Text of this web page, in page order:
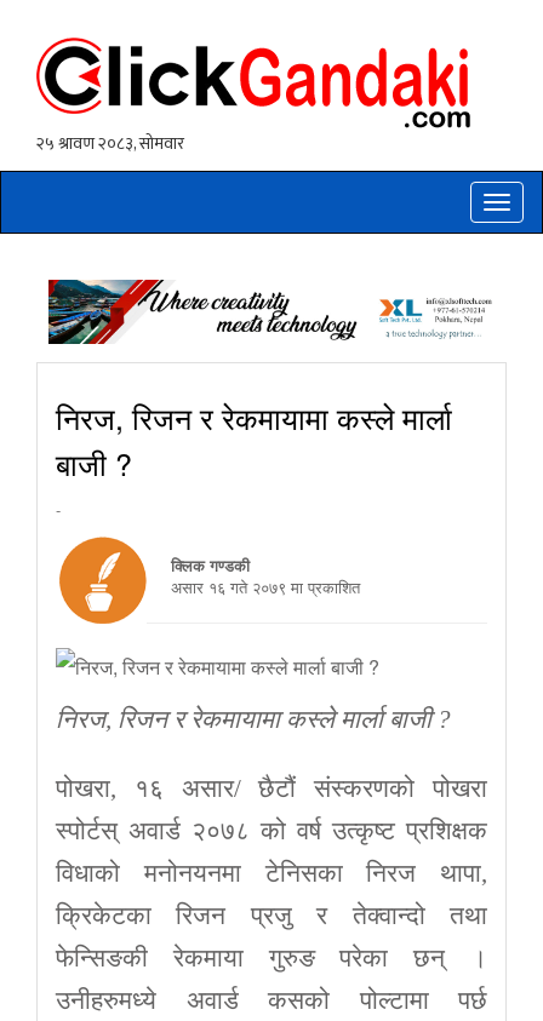
Toggle
निरज, रिजन र रेकमायामा कस्ले मार्ला
बाजी ?
-
क्लिक गण्डकी
असार १६ गते २०७९ मा प्रकाशित
निरज, रिजन र रेकमायामा कस्ले मार्ला बाजी ?
पोखरा, १६ असार/ छैटौं संस्करणको पोखरा
स्पोर्टस् अवार्ड २०७८ को वर्ष उत्कृष्ट प्रशिक्षक
विधाको मनोनयनमा टेनिसका निरज थापा,
क्रिकेटका रिजन प्रजु र तेक्वान्दो तथा
फेन्सिङकी रेकमाया गुरुङ परेका छन् ।
उनीहरुमध्ये अवार्ड कसको पोल्टामा पर्छ